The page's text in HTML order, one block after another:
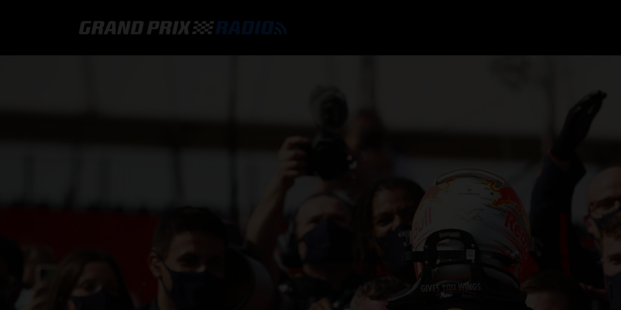
GRAND PRIX RADIO APP
COMMENTATOREN
F1 KWALIFICATIES
F1 COUREURS KAMPIOENSCHAP